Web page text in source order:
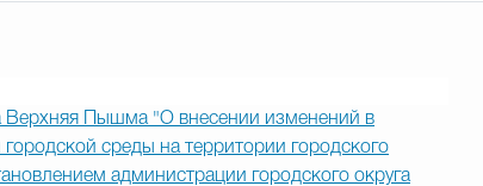
Верхняя Пышма "О внесении изменений в
среды на территории городского
администрации городского округа